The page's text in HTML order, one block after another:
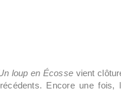
loup en Écosse vient
Encore une fois,